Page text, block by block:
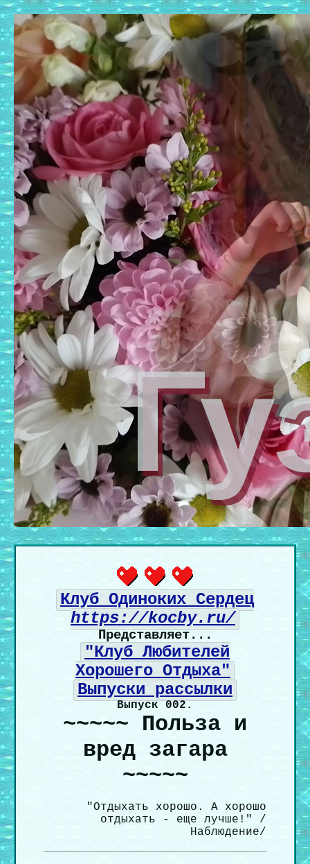
Клуб Одиноких Сердец
https://kocby.ru/
Представляет...
"Клуб Любителей
Хорошего Отдыха"
Выпуски рассылки
Выпуск 002.
~~~~~ Польза и
вред загара
~~~~~
"Отдыхать хорошо. А хорошо
отдыхать - еще лучше!" /
Наблюдение/